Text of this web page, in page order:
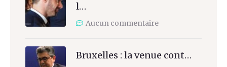
l…
Aucun commentaire
Bruxelles : la venue cont…